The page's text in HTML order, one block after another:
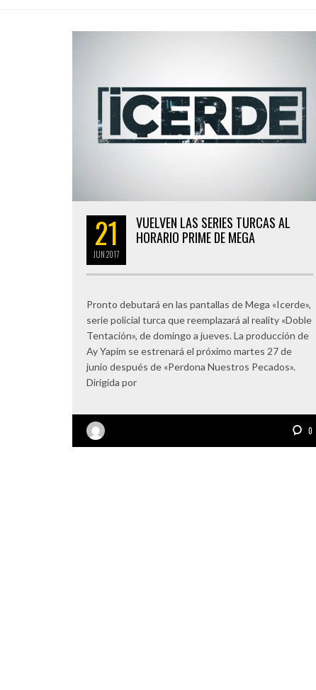
21
JUN2017
VUELVEN LAS SERIES TURCAS AL
HORARIO PRIME DE MEGA
Pronto debutará en las pantallas de Mega «Icerde»,
serie policial turca que reemplazará al reality «Doble
Tentación», de domingo a jueves. La producción de
Ay Yapim se estrenará el próximo martes 27 de
junio después de «Perdona Nuestros Pecados».
Dirigida por
0